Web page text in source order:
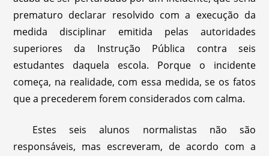
prematuro declarar resolvido com a execução da
medida disciplinar emitida pelas autoridades
superiores da Instrução Pública contra seis
estudantes daquela escola. Porque o incidente
começa, na realidade, com essa medida, se os fatos
que a precederem forem considerados com calma.
Estes seis alunos normalistas não são
responsáveis, mas escreveram, de acordo com a